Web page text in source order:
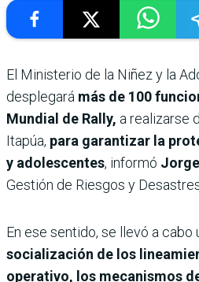
El Ministerio de la Niñez y la
desplegará más de 100
Mundial de Rally, a realizarse
Itapúa, para garantizar la
y adolescentes, informó
Gestión de Riesgos y
En ese sentido, se llevó a cabo
socialización de los
operativo, los mecanismos